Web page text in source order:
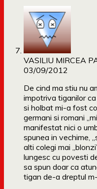
VASILIU MIRCEA
03/09/2012
De cind ma stiu nu
impotriva tiganilor
si holbat mi-a fost
germani si romani
manifestat nici o
spunea in vechime,
alti colegi mai
lungesc cu povesti
sa spun doar ca
tigan de-a dreptul